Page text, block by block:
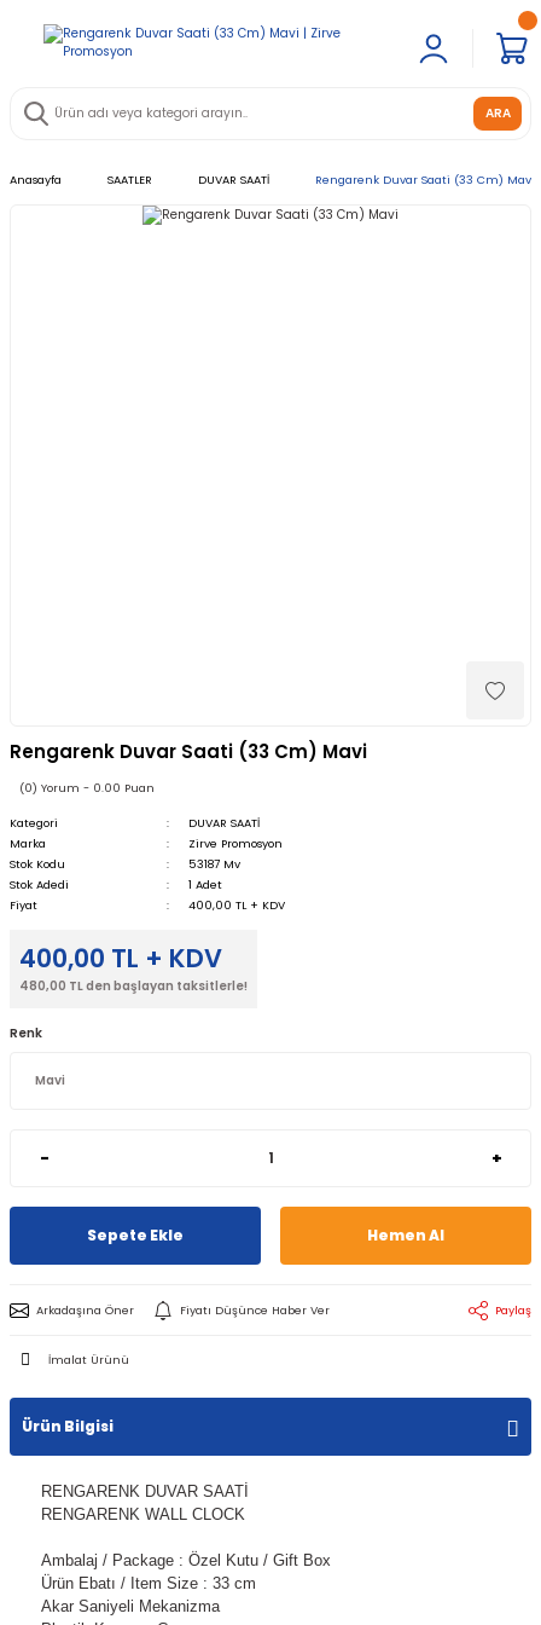
ARA
Anasayfa SAATLER DUVAR SAATİ Rengarenk Duvar Saati (33 Cm) Mavi
Rengarenk Duvar Saati (33 Cm) Mavi
(0) Yorum - 0.00 Puan
Kategori
DUVAR SAATİ
Marka
Zirve Promosyon
Stok Kodu
53187 Mv
Stok Adedi
1 Adet
Fiyat
400,00 TL + KDV
400,00 TL + KDV
480,00 TL den başlayan taksitlerle!
Renk
- +
Sepete Ekle Hemen Al
Arkadaşına Öner Fiyatı Düşünce Haber Ver Paylaş
İmalat Ürünü
Ürün Bilgisi
RENGARENK DUVAR SAATİ
RENGARENK WALL CLOCK
Ambalaj / Package : Özel Kutu / Gift Box
Ürün Ebatı / Item Size : 33 cm
Akar Saniyeli Mekanizma